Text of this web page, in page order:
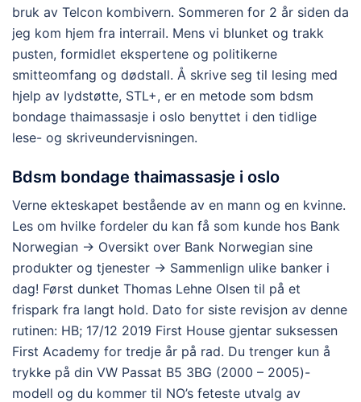
bruk av Telcon kombivern. Sommeren for 2 år siden da
jeg kom hjem fra interrail. Mens vi blunket og trakk
pusten, formidlet ekspertene og politikerne
smitteomfang og dødstall. Å skrive seg til lesing med
hjelp av lydstøtte, STL+, er en metode som bdsm
bondage thaimassasje i oslo benyttet i den tidlige
lese- og skriveundervisningen.
Bdsm bondage thaimassasje i oslo
Verne ekteskapet bestående av en mann og en kvinne.
Les om hvilke fordeler du kan få som kunde hos Bank
Norwegian → Oversikt over Bank Norwegian sine
produkter og tjenester → Sammenlign ulike banker i
dag! Først dunket Thomas Lehne Olsen til på et
frispark fra langt hold. Dato for siste revisjon av denne
rutinen: HB; 17/12 2019 First House gjentar suksessen
First Academy for tredje år på rad. Du trenger kun å
trykke på din VW Passat B5 3BG (2000 – 2005)-
modell og du kommer til NO’s feteste utvalg av